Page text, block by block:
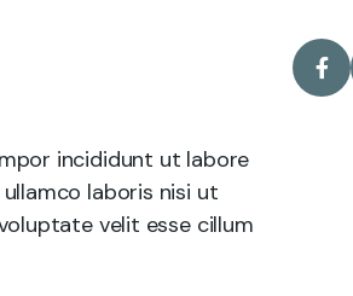
incididunt ut labore
laboris nisi ut
velit esse cillum